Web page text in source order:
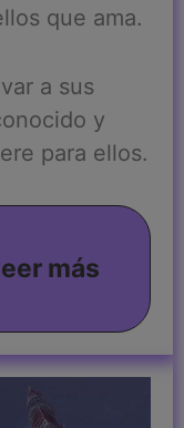
que ama.
a sus
y
para ellos.
más